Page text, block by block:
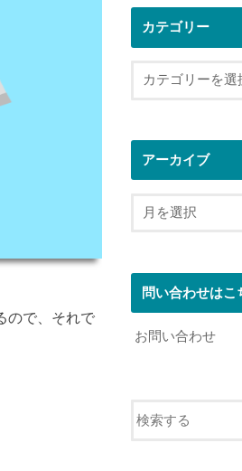
ので、それで
カテゴリー
アーカイブ
問い合わせはこ
お問い合わせ